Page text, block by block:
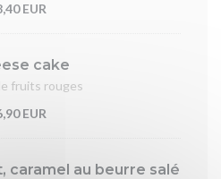
EUR
cake
fruits rouges
EUR
caramel au beurre salé